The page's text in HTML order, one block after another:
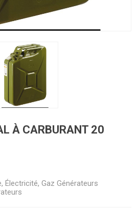
À CARBURANT 20
Électricité, Gaz Générateurs